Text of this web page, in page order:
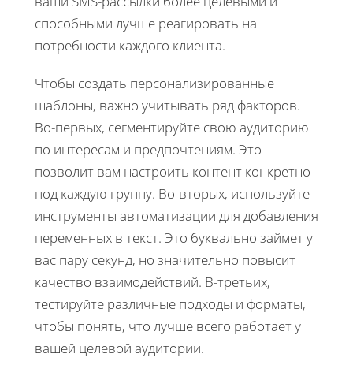
способными лучше реагировать на
потребности каждого клиента.
Чтобы создать персонализированные
шаблоны, важно учитывать ряд факторов.
Во-первых, сегментируйте свою аудиторию
по интересам и предпочтениям. Это
позволит вам настроить контент конкретно
под каждую группу. Во-вторых, используйте
инструменты автоматизации для добавления
переменных в текст. Это буквально займет у
вас пару секунд, но значительно повысит
качество взаимодействий. В-третьих,
тестируйте различные подходы и форматы,
чтобы понять, что лучше всего работает у
вашей целевой аудитории.